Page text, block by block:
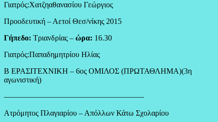
Γιατρός:Χατζηαθανασίου Γεώργιος
Προοδευτική – Αετοί Θεσ/νίκης 2015
Γήπεδο: Τριανδρίας – ώρα: 16.30
Γιατρός:Παπαδημητρίου Ηλίας
Β ΕΡΑΣΙΤΕΧΝΙΚΗ – 6ος ΟΜΙΛΟΣ (ΠΡΩΤΑΘΛΗΜΑ)(3η
αγωνιστική)
——————————————————
Ατρόμητος Πλαγιαρίου – Απόλλων Κάτω Σχολαρίου